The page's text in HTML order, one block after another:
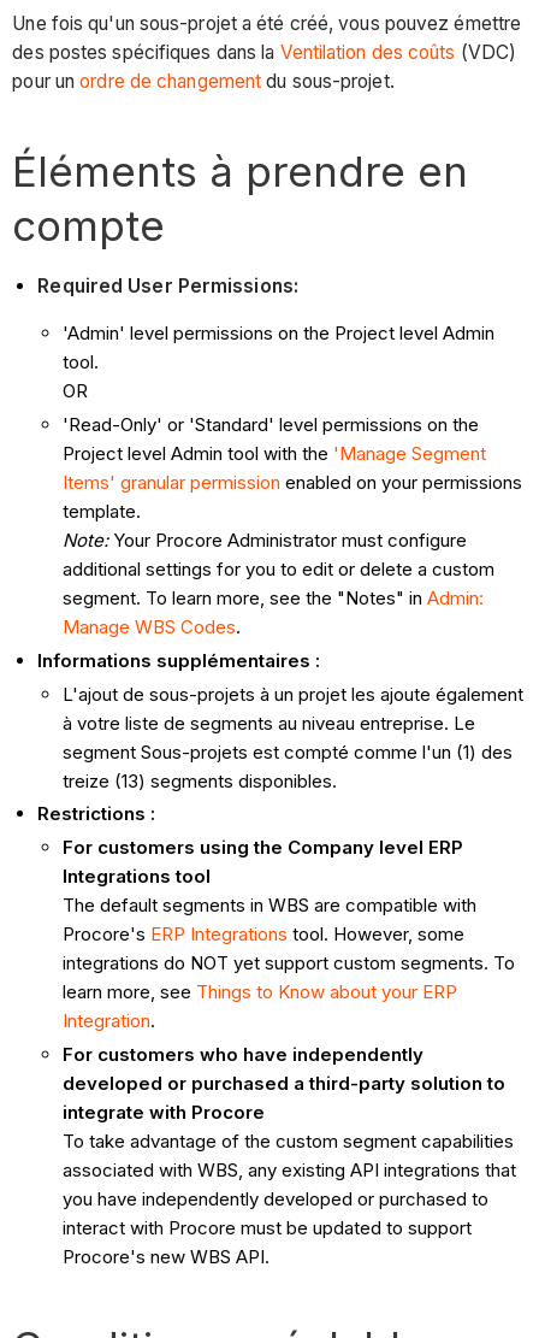
Une fois qu'un sous-projet a été créé, vous pouvez émettre
des postes spécifiques dans la Ventilation des coûts (VDC)
pour unordre de changement du sous-projet.
Éléments à prendre en
compte
Required User Permissions:
'Admin' level permissions on the Project level Admin
tool.
OR
'Read-Only' or 'Standard' level permissions on the
Project level Admin tool with the 'Manage Segment
Items' granular permission enabled on your permissions
template.
Note:Your Procore Administrator must configure
additional settings for you to edit or delete a custom
segment. To learn more, see the "Notes" inAdmin:
Manage WBS Codes.
Informations supplémentaires :
L'ajout de sous-projets à un projet les ajoute également
à votre liste de segments au niveau entreprise. Le
segment Sous-projets est compté comme l'un (1) des
treize (13) segments disponibles.
Restrictions :
For customers using the Company level ERP
Integrations tool
The default segments in WBS are compatible with
Procore's ERP Integrations tool. However, some
integrations do NOT yet support custom segments. To
learn more, see Things to Know about your ERP
Integration.
For customers who have independently
developed or purchased a third-party solution to
integrate with Procore
To take advantage of the custom segment capabilities
associated with WBS, any existing API integrations that
you have independently developed or purchased to
interact with Procore must be updated to support
Procore's new WBS API.